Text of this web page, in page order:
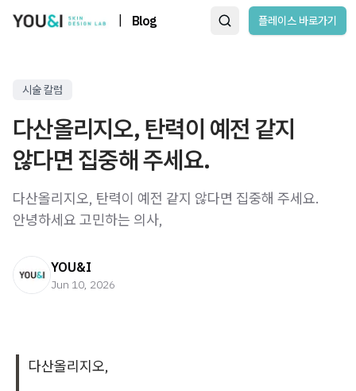
Blog 플레이스 바로가기
시술 칼럼
다산올리지오, 탄력이 예전 같지
않다면 집중해 주세요.
다산올리지오, 탄력이 예전 같지 않다면 집중해 주세요. ​ ​
안녕하세요 고민하는 의사,
YOU&I
Jun 10, 2026
다산올리지오,